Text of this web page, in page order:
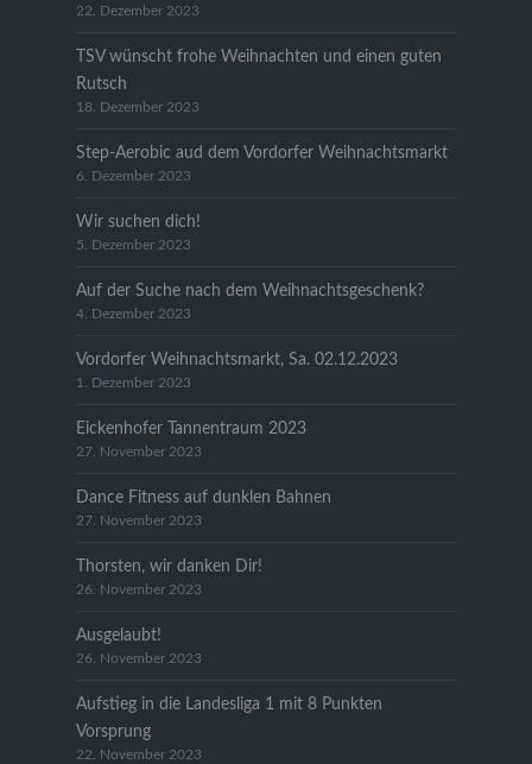
22. Dezember 2023
TSV wünscht frohe Weihnachten und einen guten
Rutsch
18. Dezember 2023
Step-Aerobic aud dem Vordorfer Weihnachtsmarkt
6. Dezember 2023
Wir suchen dich!
5. Dezember 2023
Auf der Suche nach dem Weihnachtsgeschenk?
4. Dezember 2023
Vordorfer Weihnachtsmarkt, Sa. 02.12.2023
1. Dezember 2023
Eickenhofer Tannentraum 2023
27. November 2023
Dance Fitness auf dunklen Bahnen
27. November 2023
Thorsten, wir danken Dir!
26. November 2023
Ausgelaubt!
26. November 2023
Aufstieg in die Landesliga 1 mit 8 Punkten
Vorsprung
22. November 2023